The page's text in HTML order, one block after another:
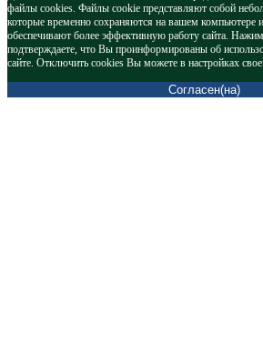
файлы cookies. Файлы cookie представляют собой
которые временно сохраняются на вашем компьютере
обеспечивают более эффективную работу сайта.
подтверждаете, что Вы проинформированы об
сайте. Отключить cookies Вы можете в настройках
Согласен(на)